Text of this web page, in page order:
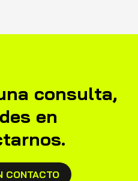
consulta,
en
CONTACTO